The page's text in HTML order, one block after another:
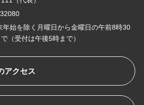
年始を除く月曜日から金曜日の午前8時30
（受付は午後5時まで）
アクセス